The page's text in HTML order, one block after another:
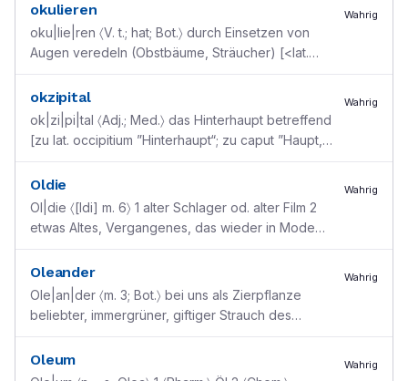
okulieren
oku|lie|ren 〈V. t.; hat; Bot.〉 durch Einsetzen von
Augen veredeln (Obstbäume, Sträucher) [<lat.
Wahrig
okzipital
ok|zi|pi|tal 〈Adj.; Med.〉 das Hinterhaupt betreffend
[zu lat. occipitium ”Hinterhaupt“; zu caput ”Haupt,
Wahrig
Oldie
Ol|die 〈[ldi] m. 6〉 1 alter Schlager od. alter Film 2
etwas Altes, Vergangenes, das wieder in Mode
Generati...
Wahrig
Oleander
Ole|an|der 〈m. 3; Bot.〉 bei uns als Zierpflanze
beliebter, immergrüner, giftiger Strauch des
Hundsgiftgewächse:
Wahrig
Oleum Wahrig